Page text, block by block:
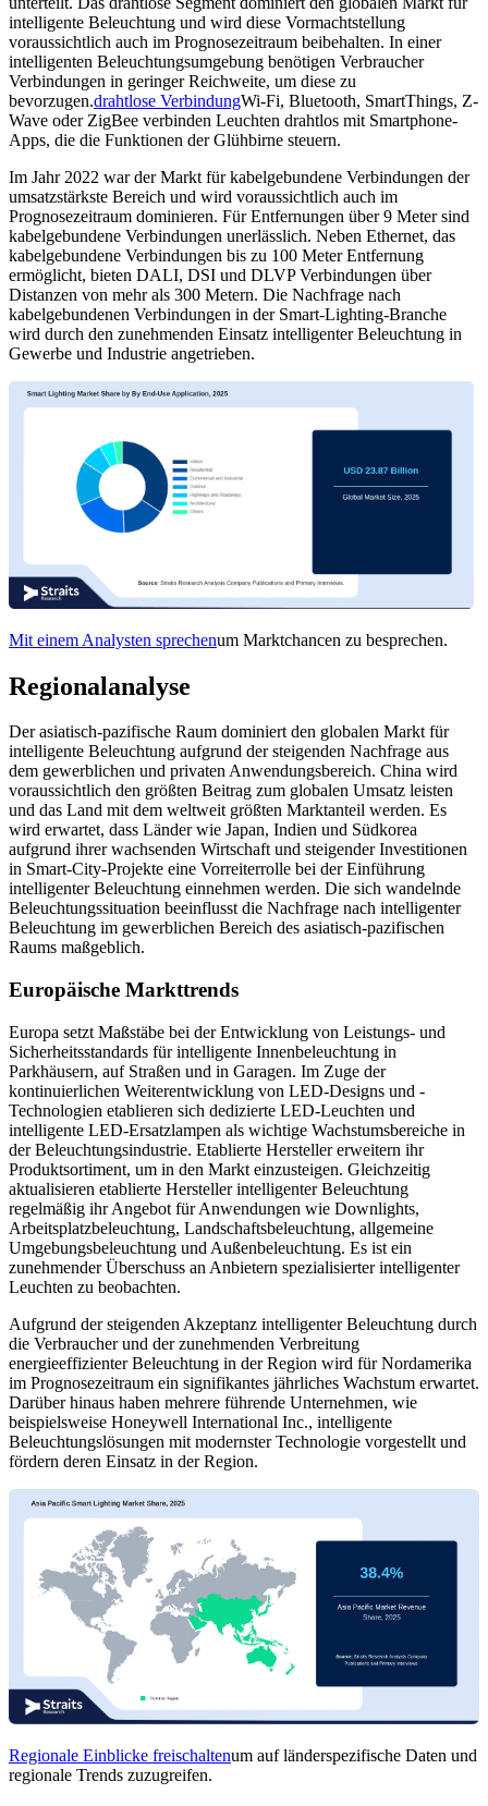
intelligente Beleuchtung und wird diese Vormachtstellung
voraussichtlich auch im Prognosezeitraum beibehalten. In einer
intelligenten Beleuchtungsumgebung benötigen Verbraucher
Verbindungen in geringer Reichweite, um diese zu
bevorzugen.drahtlose VerbindungWi-Fi, Bluetooth, SmartThings, Z-
Wave oder ZigBee verbinden Leuchten drahtlos mit Smartphone-
Apps, die die Funktionen der Glühbirne steuern.
Im Jahr 2022 war der Markt für kabelgebundene Verbindungen der
umsatzstärkste Bereich und wird voraussichtlich auch im
Prognosezeitraum dominieren. Für Entfernungen über 9 Meter sind
kabelgebundene Verbindungen unerlässlich. Neben Ethernet, das
kabelgebundene Verbindungen bis zu 100 Meter Entfernung
ermöglicht, bieten DALI, DSI und DLVP Verbindungen über
Distanzen von mehr als 300 Metern. Die Nachfrage nach
kabelgebundenen Verbindungen in der Smart-Lighting-Branche
wird durch den zunehmenden Einsatz intelligenter Beleuchtung in
Gewerbe und Industrie angetrieben.
Mit einem Analysten sprechenum Marktchancen zu besprechen.
Regionalanalyse
Der asiatisch-pazifische Raum dominiert den globalen Markt für
intelligente Beleuchtung aufgrund der steigenden Nachfrage aus
dem gewerblichen und privaten Anwendungsbereich. China wird
voraussichtlich den größten Beitrag zum globalen Umsatz leisten
und das Land mit dem weltweit größten Marktanteil werden. Es
wird erwartet, dass Länder wie Japan, Indien und Südkorea
aufgrund ihrer wachsenden Wirtschaft und steigender Investitionen
in Smart-City-Projekte eine Vorreiterrolle bei der Einführung
intelligenter Beleuchtung einnehmen werden. Die sich wandelnde
Beleuchtungssituation beeinflusst die Nachfrage nach intelligenter
Beleuchtung im gewerblichen Bereich des asiatisch-pazifischen
Raums maßgeblich.
Europäische Markttrends
Europa setzt Maßstäbe bei der Entwicklung von Leistungs- und
Sicherheitsstandards für intelligente Innenbeleuchtung in
Parkhäusern, auf Straßen und in Garagen. Im Zuge der
kontinuierlichen Weiterentwicklung von LED-Designs und -
Technologien etablieren sich dedizierte LED-Leuchten und
intelligente LED-Ersatzlampen als wichtige Wachstumsbereiche in
der Beleuchtungsindustrie. Etablierte Hersteller erweitern ihr
Produktsortiment, um in den Markt einzusteigen. Gleichzeitig
aktualisieren etablierte Hersteller intelligenter Beleuchtung
regelmäßig ihr Angebot für Anwendungen wie Downlights,
Arbeitsplatzbeleuchtung, Landschaftsbeleuchtung, allgemeine
Umgebungsbeleuchtung und Außenbeleuchtung. Es ist ein
zunehmender Überschuss an Anbietern spezialisierter intelligenter
Leuchten zu beobachten.
Aufgrund der steigenden Akzeptanz intelligenter Beleuchtung durch
die Verbraucher und der zunehmenden Verbreitung
energieeffizienter Beleuchtung in der Region wird für Nordamerika
im Prognosezeitraum ein signifikantes jährliches Wachstum erwartet.
Darüber hinaus haben mehrere führende Unternehmen, wie
beispielsweise Honeywell International Inc., intelligente
Beleuchtungslösungen mit modernster Technologie vorgestellt und
fördern deren Einsatz in der Region.
Regionale Einblicke freischaltenum auf länderspezifische Daten und
regionale Trends zuzugreifen.